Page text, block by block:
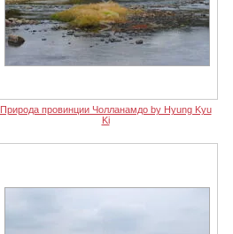
Природа провинции Чолланамдо by Hyung Kyu
Ki